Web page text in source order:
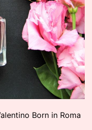
Born in Roma